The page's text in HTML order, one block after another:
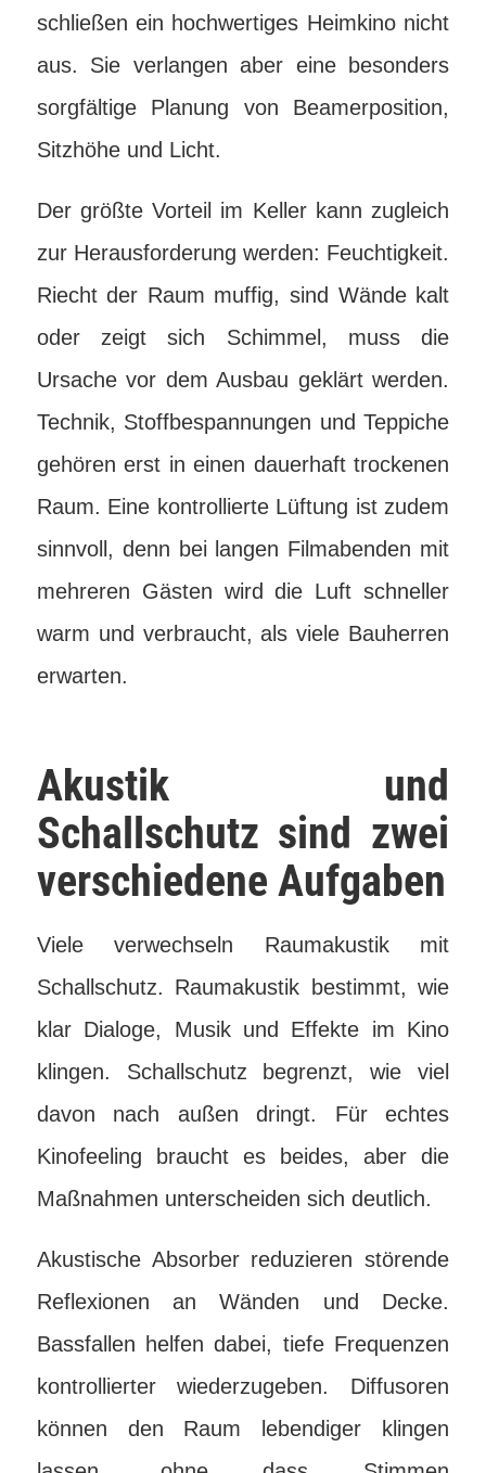
schließen ein hochwertiges Heimkino nicht
aus. Sie verlangen aber eine besonders
sorgfältige Planung von Beamerposition,
Sitzhöhe und Licht.
Der größte Vorteil im Keller kann zugleich
zur Herausforderung werden: Feuchtigkeit.
Riecht der Raum muffig, sind Wände kalt
oder zeigt sich Schimmel, muss die
Ursache vor dem Ausbau geklärt werden.
Technik, Stoffbespannungen und Teppiche
gehören erst in einen dauerhaft trockenen
Raum. Eine kontrollierte Lüftung ist zudem
sinnvoll, denn bei langen Filmabenden mit
mehreren Gästen wird die Luft schneller
warm und verbraucht, als viele Bauherren
erwarten.
Akustik und
Schallschutz sind zwei
verschiedene Aufgaben
Viele verwechseln Raumakustik mit
Schallschutz. Raumakustik bestimmt, wie
klar Dialoge, Musik und Effekte im Kino
klingen. Schallschutz begrenzt, wie viel
davon nach außen dringt. Für echtes
Kinofeeling braucht es beides, aber die
Maßnahmen unterscheiden sich deutlich.
Akustische Absorber reduzieren störende
Reflexionen an Wänden und Decke.
Bassfallen helfen dabei, tiefe Frequenzen
kontrollierter wiederzugeben. Diffusoren
können den Raum lebendiger klingen